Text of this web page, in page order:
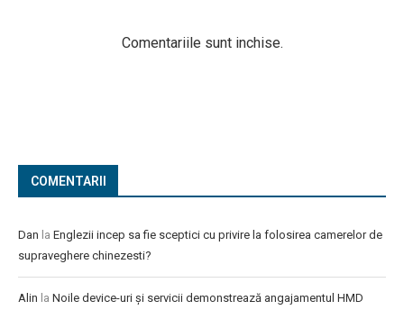
Comentariile sunt inchise.
COMENTARII
Dan la Englezii incep sa fie sceptici cu privire la folosirea camerelor de
supraveghere chinezesti?
Alin la Noile device-uri și servicii demonstrează angajamentul HMD